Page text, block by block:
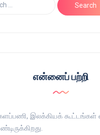
என்னைப் பற்றி
களப்பணி, இலக்கியக்